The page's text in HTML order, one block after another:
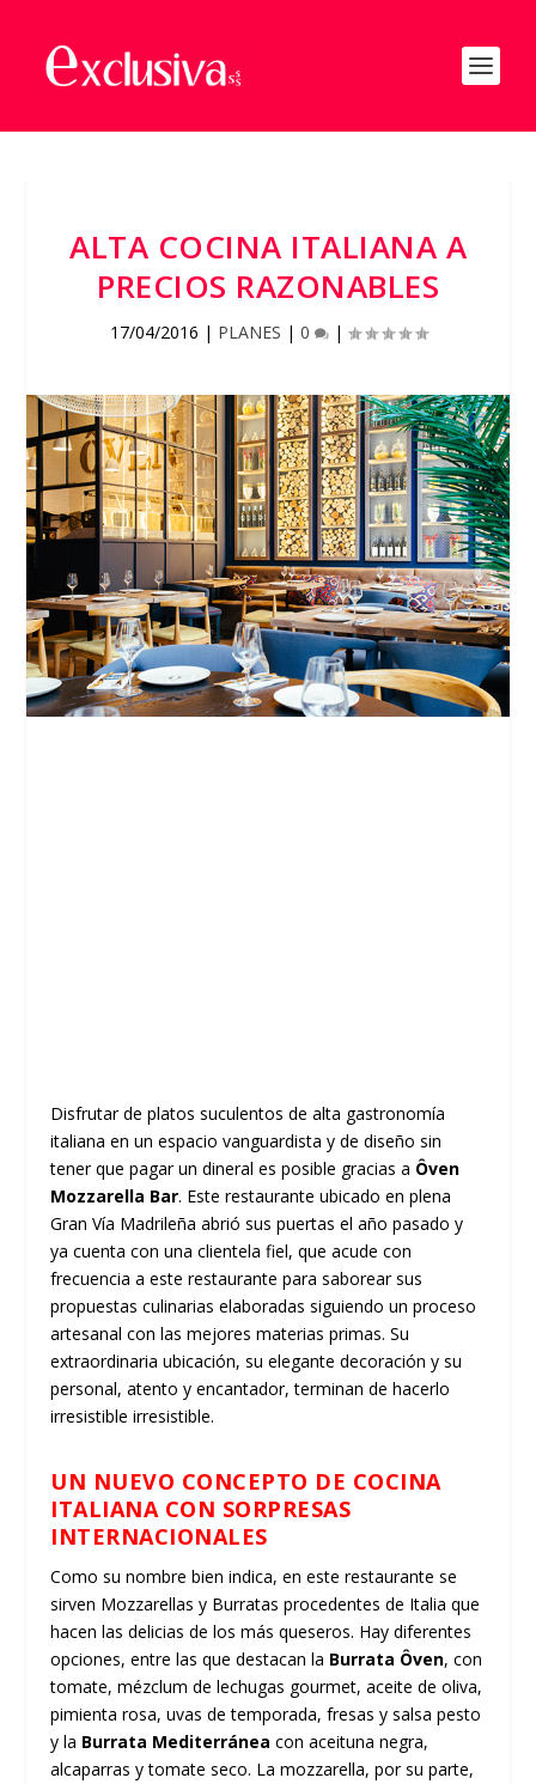
ALTA COCINA ITALIANA A
PRECIOS RAZONABLES
17/04/2016 | PLANES | 0 |
Disfrutar de platos suculentos de alta gastronomía
italiana en un espacio vanguardista y de diseño sin
tener que pagar un dineral es posible gracias a Ôven
Mozzarella Bar. Este restaurante ubicado en plena
Gran Vía Madrileña abrió sus puertas el año pasado y
ya cuenta con una clientela fiel, que acude con
frecuencia a este restaurante para saborear sus
propuestas culinarias elaboradas siguiendo un proceso
artesanal con las mejores materias primas. Su
extraordinaria ubicación, su elegante decoración y su
personal, atento y encantador, terminan de hacerlo
irresistible irresistible.
UN NUEVO CONCEPTO DE COCINA
ITALIANA CON SORPRESAS
INTERNACIONALES
Como su nombre bien indica, en este restaurante se
sirven Mozzarellas y Burratas procedentes de Italia que
hacen las delicias de los más queseros. Hay diferentes
opciones, entre las que destacan la Burrata Ôven, con
tomate, mézclum de lechugas gourmet, aceite de oliva,
pimienta rosa, uvas de temporada, fresas y salsa pesto
y la Burrata Mediterránea con aceituna negra,
alcaparras y tomate seco. La mozzarella, por su parte,